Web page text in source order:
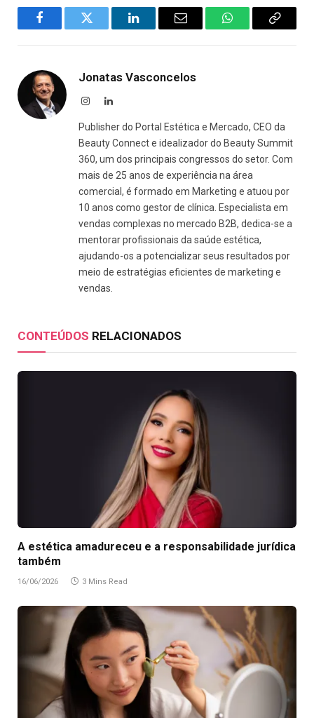
FacebookTwitter LinkedInEmail WhatsAppCopy
Jonatas Vasconcelos
InstagramLinkedIn
Publisher do Portal Estética e Mercado, CEO da
Beauty Connect e idealizador do Beauty Summit
360, um dos principais congressos do setor. Com
mais de 25 anos de experiência na área
comercial, é formado em Marketing e atuou por
10 anos como gestor de clínica. Especialista em
vendas complexas no mercado B2B, dedica-se a
mentorar profissionais da saúde estética,
ajudando-os a potencializar seus resultados por
meio de estratégias eficientes de marketing e
vendas.
CONTEÚDOS RELACIONADOS
A estética amadureceu e a responsabilidade jurídica
também
16/06/2026 3 Mins Read